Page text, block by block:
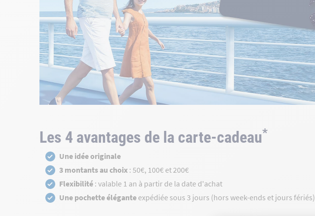
Les 4 avantages de la carte-cadeau*
Une idée originale
3 montants au choix: 50€, 100€ et 200€
Flexibilité: valable 1 an à partir de la date d'achat
Une pochette éléganteexpédiée sous 3 jours (hors week-ends et jours fériés)